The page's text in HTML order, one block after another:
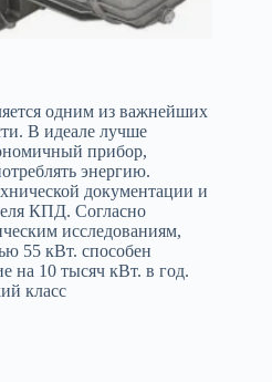
одним из важнейших
В идеале лучше
прибор,
энергию.
документации и
КПД. Согласно
исследованиям,
55 кВт. способен
на 10 тысяч кВт. в год.
класс